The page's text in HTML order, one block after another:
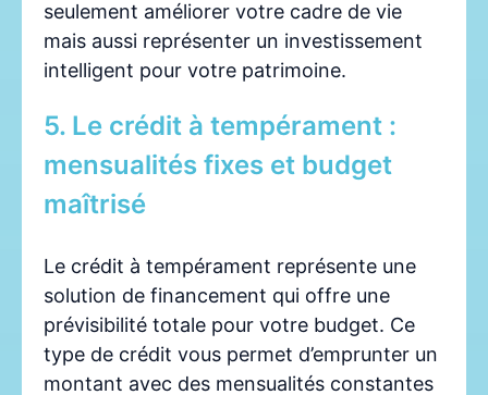
seulement améliorer votre cadre de vie
mais aussi représenter un investissement
intelligent pour votre patrimoine.
5. Le crédit à tempérament :
mensualités fixes et budget
maîtrisé
Le crédit à tempérament représente une
solution de financement qui offre une
prévisibilité totale pour votre budget. Ce
type de crédit vous permet d’emprunter un
montant avec des mensualités constantes